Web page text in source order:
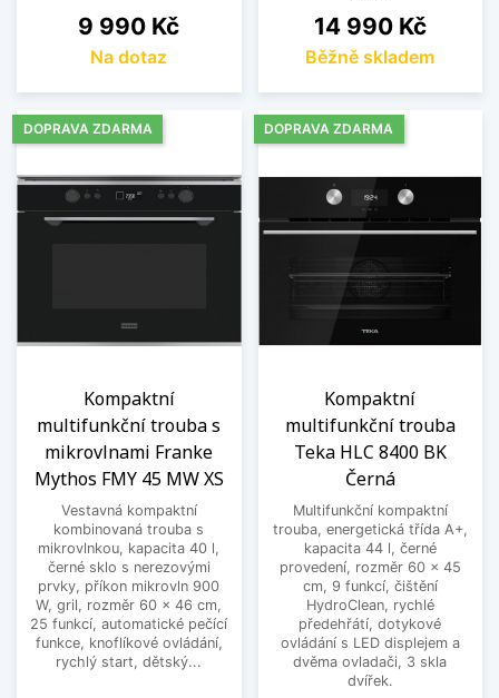
Cena
9 990 Kč
Na dotaz
Cena
14 990 Kč
Běžně skladem
Kompaktní
multifunkční trouba s
mikrovlnami Franke
Mythos FMY 45 MW XS
Vestavná kompaktní
kombinovaná trouba s
mikrovlnkou, kapacita 40 l,
černé sklo s nerezovými
prvky, příkon mikrovln 900
W, gril, rozměr 60 x 46 cm,
25 funkcí, automatické pečící
funkce, knoflíkové ovládání,
rychlý start, dětský...
DOPRAVA ZDARMA
Kompaktní
multifunkční trouba
Teka HLC 8400 BK
Černá
Multifunkční kompaktní
trouba, energetická třída A+,
kapacita 44 l, černé
provedení, rozměr 60 x 45
cm, 9 funkcí, čištění
HydroClean, rychlé
předehřátí, dotykové
ovládání s LED displejem a
dvěma ovladači, 3 skla
dvířek.
DOPRAVA ZDARMA